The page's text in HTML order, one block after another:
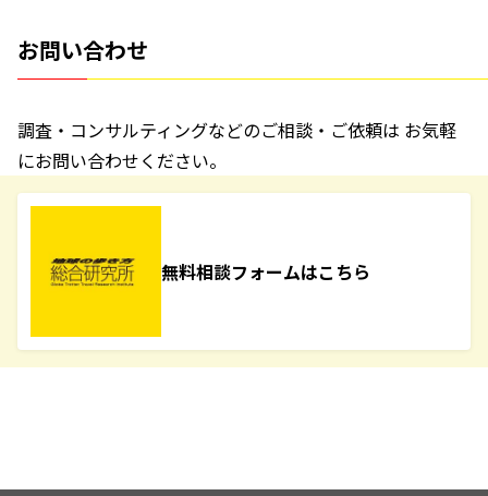
お問い合わせ
調査・コンサルティングなどのご相談・ご依頼は お気軽
にお問い合わせください。
無料相談フォームはこちら